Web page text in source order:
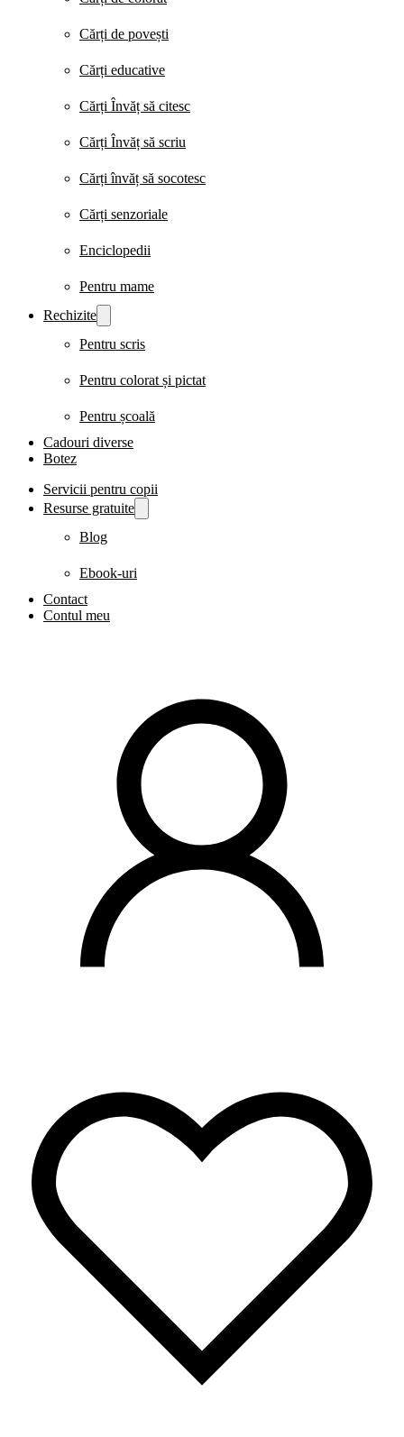
Cărți de povești
Cărți educative
Cărți Învăț să citesc
Cărți Învăț să scriu
Cărți învăț să socotesc
Cărți senzoriale
Enciclopedii
Pentru mame
Rechizite
Pentru scris
Pentru colorat și pictat
Pentru școală
Cadouri diverse
Botez
Servicii pentru copii
Resurse gratuite
Blog
Ebook-uri
Contact
Contul meu